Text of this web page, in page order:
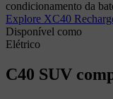
condicionamento da
Explore XC40
Disponível como
Elétrico
C40 SUV